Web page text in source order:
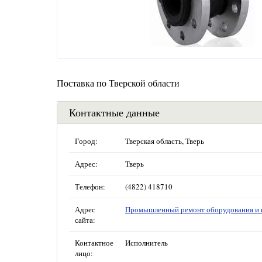
Поставка по Тверской области
Контактные данные
Город: Тверская область, Тверь
Адрес: Тверь
Телефон: (4822) 418710
Адрес
сайта:
Промышленный ремонт оборудования и
Контактное
лицо:
Исполнитель